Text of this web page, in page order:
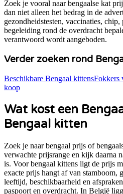
Zoek je vooral naar bengaalse kat
dan niet alleen het bedrag in de
gezondheidstesten, vaccinaties,
begeleiding rond de overdracht
verantwoord wordt aangeboden.
Verder zoeken rond
Beschikbare Bengaal kittensFokkers
koop
Wat kost een
Bengaal kitten
Zoek je naarbengaal prijs of
verwachte prijsrange en kijk daarna
is. Voorbengaal kittens ligt de prijs
exacte prijs hangt af van stamboom,
leeftijd, beschikbaarheid en
paspoort en overdracht. In België